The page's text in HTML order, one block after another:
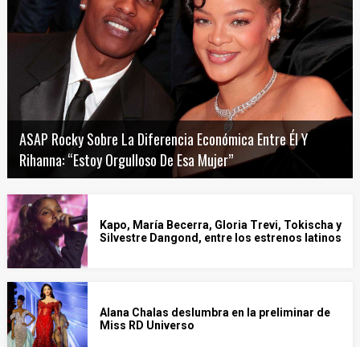
ASAP Rocky Sobre La Diferencia Económica Entre Él Y
Rihanna: “Estoy Orgulloso De Esa Mujer”
Kapo, María Becerra, Gloria Trevi, Tokischa y
Silvestre Dangond, entre los estrenos latinos
Alana Chalas deslumbra en la preliminar de
Miss RD Universo